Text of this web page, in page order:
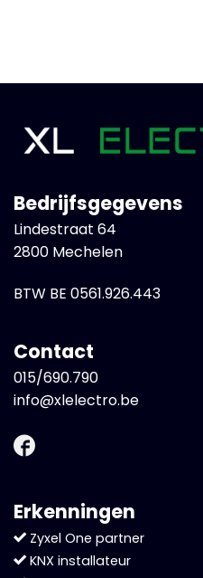
Bedrijfsgegevens
Lindestraat 64
2800 Mechelen
BTW BE 0561.926.443
Contact
015/690.790
info@xlelectro.be
Erkenningen
Zyxel One partner
KNX installateur